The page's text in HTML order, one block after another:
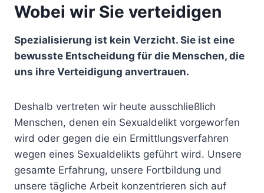
Wobei wir Sie verteidigen
Spezialisierung ist kein Verzicht. Sie ist eine
bewusste Entscheidung für die Menschen, die
uns ihre Verteidigung anvertrauen.
Deshalb vertreten wir heute ausschließlich
Menschen, denen ein Sexualdelikt vorgeworfen
wird oder gegen die ein Ermittlungsverfahren
wegen eines Sexualdelikts geführt wird. Unsere
gesamte Erfahrung, unsere Fortbildung und
unsere tägliche Arbeit konzentrieren sich auf